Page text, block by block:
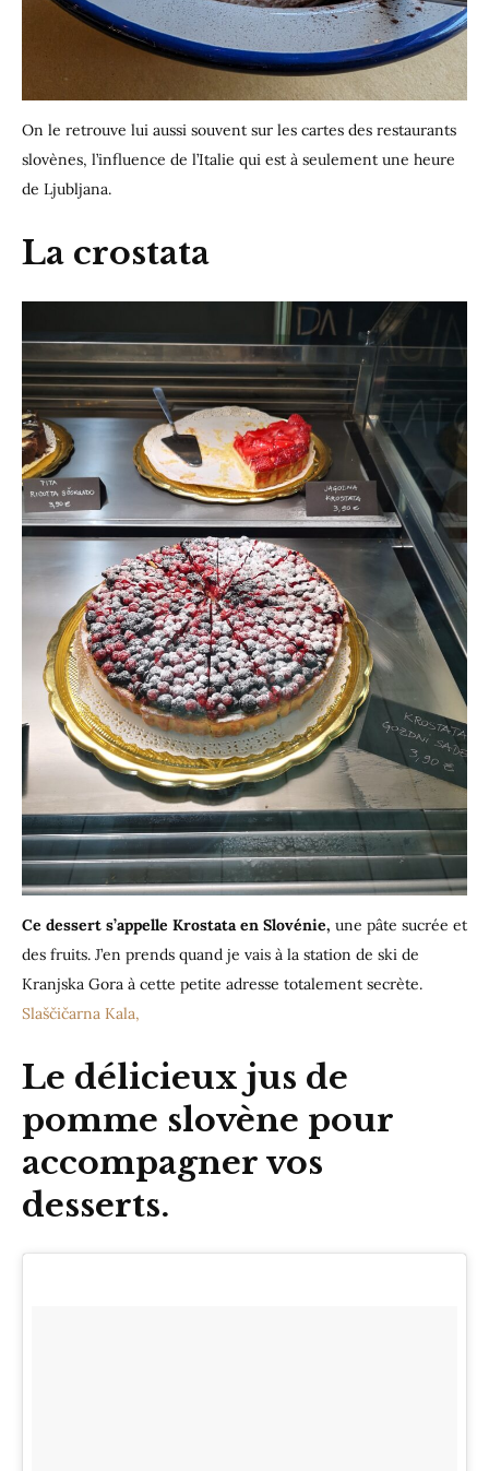
On le retrouve lui aussi souvent sur les cartes des restaurants
slovènes, l’influence de l’Italie qui est à seulement une heure
de Ljubljana.
La crostata
Ce dessert s’appelle Krostata en Slovénie, une pâte sucrée et
des fruits. J’en prends quand je vais à la station de ski de
Kranjska Gora à cette petite adresse totalement secrète.
Slaščičarna Kala,
Le délicieux jus de
pomme slovène pour
accompagner vos
desserts.